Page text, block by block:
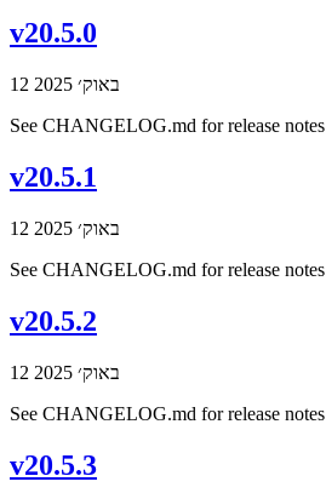
v20.5.0
12 באוק׳ 2025
See CHANGELOG.md for release notes
v20.5.1
12 באוק׳ 2025
See CHANGELOG.md for release notes
v20.5.2
12 באוק׳ 2025
See CHANGELOG.md for release notes
v20.5.3